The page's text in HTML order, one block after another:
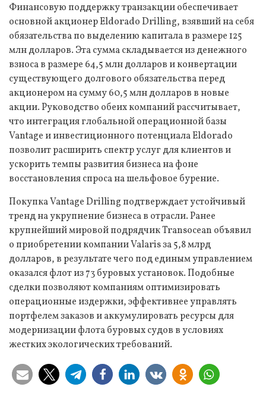
Финансовую поддержку транзакции обеспечивает
основной акционер Eldorado Drilling, взявший на себя
обязательства по выделению капитала в размере 125
млн долларов. Эта сумма складывается из денежного
взноса в размере 64,5 млн долларов и конвертации
существующего долгового обязательства перед
акционером на сумму 60,5 млн долларов в новые
акции. Руководство обеих компаний рассчитывает,
что интеграция глобальной операционной базы
Vantage и инвестиционного потенциала Eldorado
позволит расширить спектр услуг для клиентов и
ускорить темпы развития бизнеса на фоне
восстановления спроса на шельфовое бурение.
Покупка Vantage Drilling подтверждает устойчивый
тренд на укрупнение бизнеса в отрасли. Ранее
крупнейший мировой подрядчик Transocean объявил
о приобретении компании Valaris за 5,8 млрд
долларов, в результате чего под единым управлением
оказался флот из 73 буровых установок. Подобные
сделки позволяют компаниям оптимизировать
операционные издержки, эффективнее управлять
портфелем заказов и аккумулировать ресурсы для
модернизации флота буровых судов в условиях
жестких экологических требований.